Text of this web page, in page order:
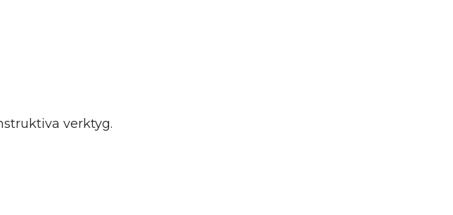
verktyg. Vi välkomnar alla som verkligen vill lära sig